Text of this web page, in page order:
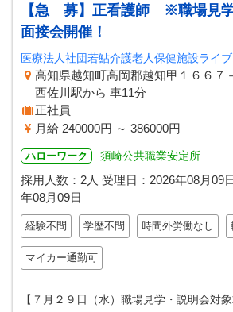
【急 募】正看護師 ※職場見学
面接会開催！
医療法人社団若鮎介護老人保健施設ライ
高知県越知町高岡郡越知甲１６６７
西佐川駅から 車11分
正社員
月給 240000円 ～ 386000円
ハローワーク 須崎公共職業安定所
採用人数：2人 受理日： 2026年08月09
年08月09日
経験不問 学歴不問 時間外労働なし
マイカー通勤可
【７月２９日（水）職場見学・説明会対